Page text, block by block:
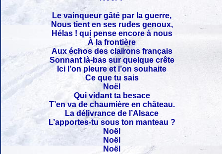
Le vainqueur gâté par la guerre,
Nous tient en ses rudes genoux,
Hélas ! qui pense encore à nous
À la frontière
Aux échos des clairons français
Sonnant là-bas sur quelque crête
Ici l’on pleure et l’on souhaite
Ce que tu sais
Noël
Qui vidant ta besace
T’en va de chaumière en château.
La délivrance de l’Alsace
L’apportes-tu sous ton manteau ?
Noël
Noël
Noël